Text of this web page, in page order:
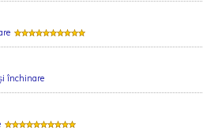
închinare